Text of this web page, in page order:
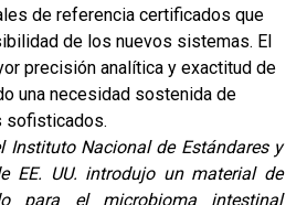
de referencia certificados que
de los nuevos sistemas. El
precisión analítica y exactitud de
una necesidad sostenida de
sofisticados.
Instituto Nacional de Estándares y
EE. UU. introdujo un material de
para el microbioma intestinal